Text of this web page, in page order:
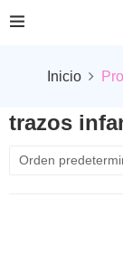
Inicio
trazos